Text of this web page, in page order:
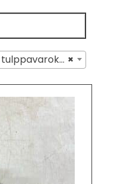
×
ja osat